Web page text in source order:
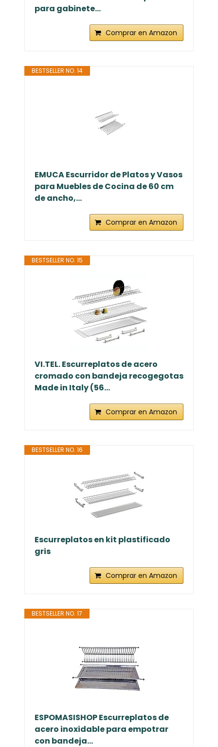
para gabinete...
Comprar en Amazon
BESTSELLER NO. 14
EMUCA Escurridor de Platos y Vasos
para Muebles de Cocina de 60 cm
de ancho,...
Comprar en Amazon
BESTSELLER NO. 15
VI.TEL. Escurreplatos de acero
cromado con bandeja recogegotas
Made in Italy (56...
Comprar en Amazon
BESTSELLER NO. 16
Escurreplatos en kit plastificado
gris
Comprar en Amazon
BESTSELLER NO. 17
ESPOMASISHOP Escurreplatos de
acero inoxidable para empotrar
con bandeja...